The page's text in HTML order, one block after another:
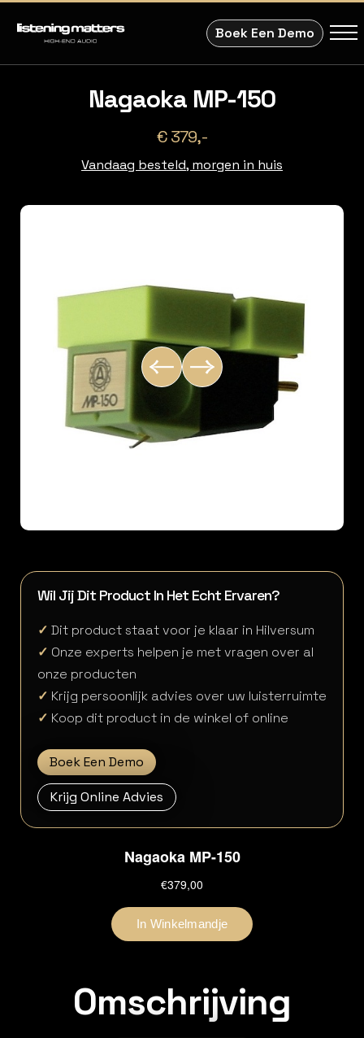
Boek Een Demo
Nagaoka MP-150
€ 379,-
Vandaag besteld, morgen in huis
Wil Jij Dit Product In Het Echt Ervaren?
✓ Dit product staat voor je klaar in Hilversum
✓ Onze experts helpen je met vragen over al
onze producten
✓ Krijg persoonlijk advies over uw luisterruimte
✓ Koop dit product in de winkel of online
Boek Een Demo
Krijg Online Advies
Omschrijving